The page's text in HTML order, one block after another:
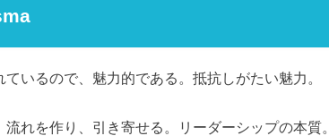
いるので、魅力的である。抵抗しがたい魅力。
れを作り、引き寄せる。リーダーシップの本質。